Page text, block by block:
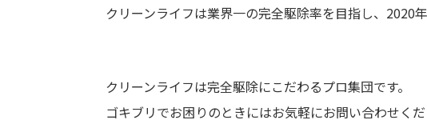
クリーンライフは業界一の完全駆除率を目指し、2020
クリーンライフは完全駆除にこだわるプロ集団です。
ゴキブリでお困りのときにはお気軽にお問い合わせくだ